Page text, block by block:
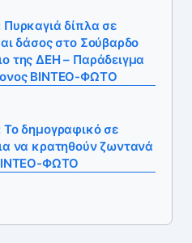
δίπλα σε
δάσος στο Σούβαρδο
της ΔΕΗ – Παράδειγμα
ΒΙΝΤΕΟ-ΦΩΤΟ
Το δημογραφικό σε
να κρατηθούν ζωντανά
ΦΩΤΟ